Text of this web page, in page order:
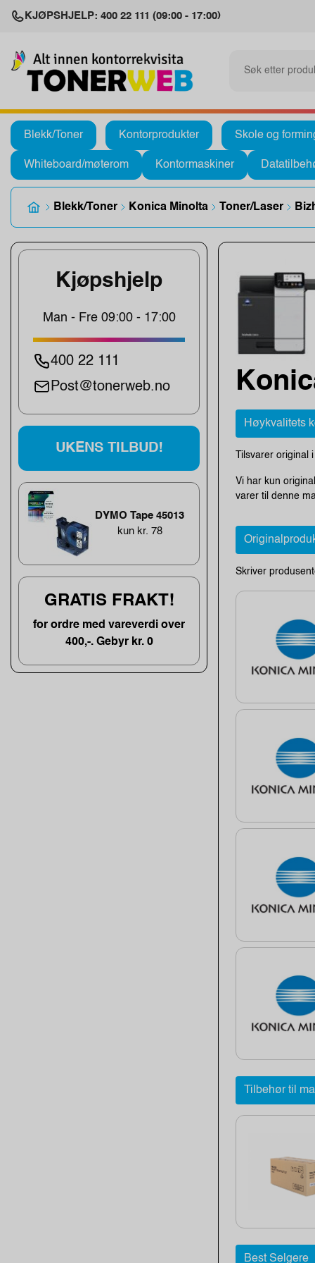
KJØPSHJELP: 400 22 111 (09:00 - 17:00)
Blekk/Toner Kontorprodukter Skole og
Whiteboard/møterom Kontormaskiner
Blekk/Toner Konica Minolta Toner/Laser
Kjøpshjelp
Man - Fre 09:00 - 17:00
400 22 111
Post@tonerweb.no
UKENS TILBUD!
DYMO Tape 45013
kun kr. 78
GRATIS FRAKT!
for ordre med vareverdi over
400,-. Gebyr kr. 0
Høykvalitets
Tilsvarer original
Vi har kun
varer til denne
Skriver
Tilbehør til
Best Selgere